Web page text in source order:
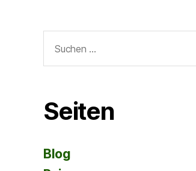
nach:
Seiten
Blog